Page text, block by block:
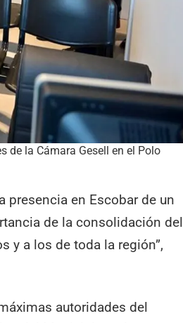
de la Cámara Gesell en el Polo
presencia en Escobar de un
de la consolidación del
y a los de toda la región”,
autoridades del